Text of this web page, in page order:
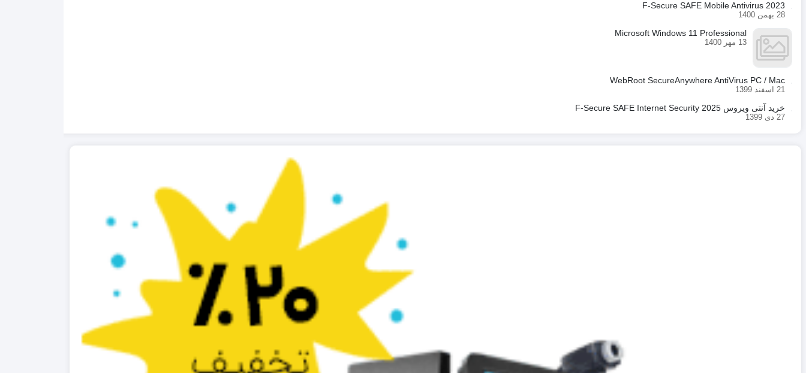
F-Secure SAFE Mobile Antivirus 2023
28 بهمن 1400
Microsoft Windows 11 Professional
13 مهر 1400
WebRoot SecureAnywhere AntiVirus PC / Mac
21 اسفند 1399
خرید آنتی ویروس F-Secure SAFE Internet Security 2025
27 دی 1399